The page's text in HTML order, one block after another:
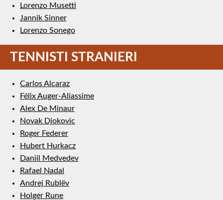
Lorenzo Musetti
Jannik Sinner
Lorenzo Sonego
TENNISTI STRANIERI
Carlos Alcaraz
Félix Auger-Aliassime
Alex De Minaur
Novak Djokovic
Roger Federer
Hubert Hurkacz
Daniil Medvedev
Rafael Nadal
Andrej Rublëv
Holger Rune